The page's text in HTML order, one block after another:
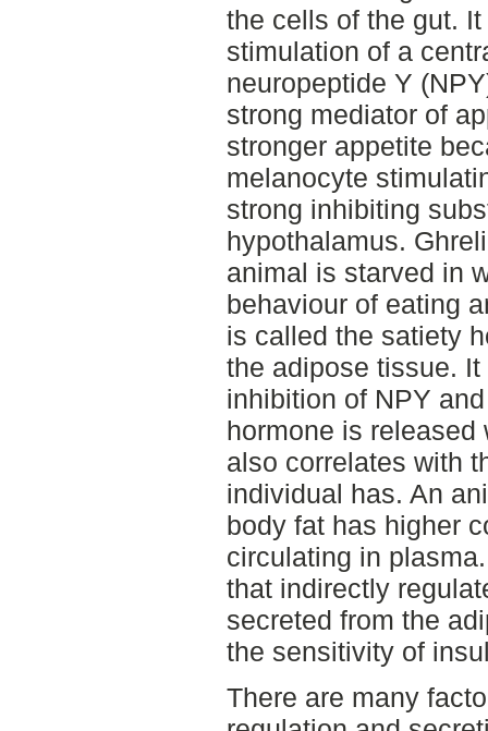
the cells of the gut.
stimulation of a
neuropeptide Y
strong mediator of
stronger appetite
melanocyte
strong inhibiting
hypothalamus.
animal is starved in
behaviour of eating
is called the satiety
the adipose tissue.
inhibition of NPY
hormone is released
also correlates with
individual has. An
body fat has higher
circulating in
that indirectly
secreted from the
the sensitivity of
There are many